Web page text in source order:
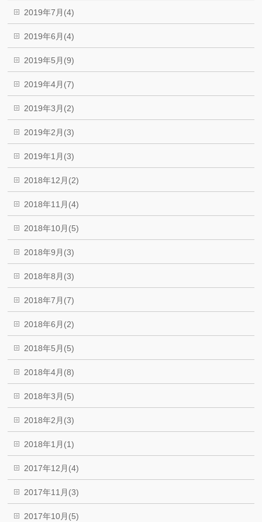
2019年7月(4)
2019年6月(4)
2019年5月(9)
2019年4月(7)
2019年3月(2)
2019年2月(3)
2019年1月(3)
2018年12月(2)
2018年11月(4)
2018年10月(5)
2018年9月(3)
2018年8月(3)
2018年7月(7)
2018年6月(2)
2018年5月(5)
2018年4月(8)
2018年3月(5)
2018年2月(3)
2018年1月(1)
2017年12月(4)
2017年11月(3)
2017年10月(5)